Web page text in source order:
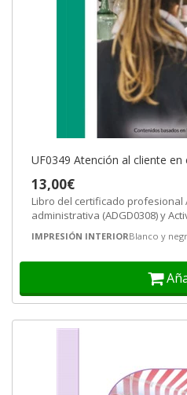
UF0349 Atención al cliente
13,00€
Libro del certificado profesional
IMPRESIÓN INTERIORBlanco y